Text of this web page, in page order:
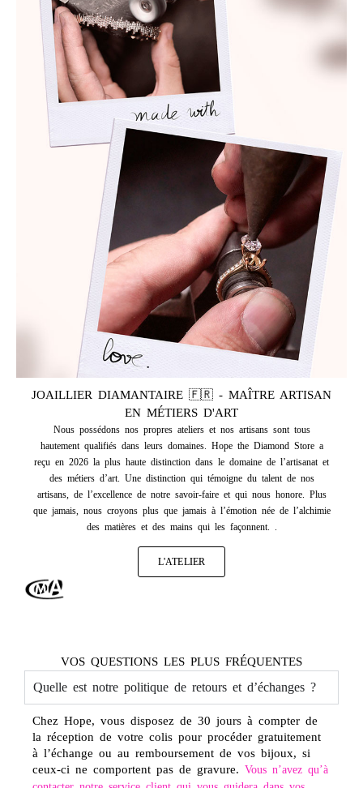
JOAILLIER DIAMANTAIRE 🇫🇷 - MAÎTRE ARTISAN
EN MÉTIERS D'ART
Nous possédons nos propres ateliers et nos artisans sont tous
hautement qualifiés dans leurs domaines. Hope the Diamond Store a
reçu en 2026 la plus haute distinction dans le domaine de l’artisanat et
des métiers d’art. Une distinction qui témoigne du talent de nos
artisans, de l’excellence de notre savoir-faire et qui nous honore. Plus
que jamais, nous croyons plus que jamais à l’émotion née de l’alchimie
des matières et des mains qui les façonnent. .
L'ATELIER
VOS QUESTIONS LES PLUS FRÉQUENTES
Quelle est notre politique de retours et d’échanges ?
Chez Hope, vous disposez de 30 jours à compter de
la réception de votre colis pour procéder gratuitement
à l’échange ou au remboursement de vos bijoux, si
ceux-ci ne comportent pas de gravure. Vous n’avez qu’à